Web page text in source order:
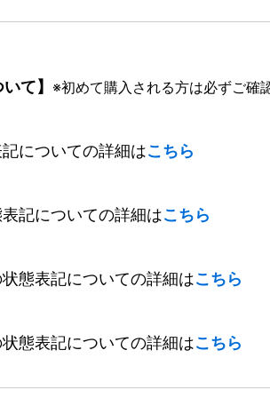
て】 ※初めて購入される方は必ずご確
についての詳細はこちら
記についての詳細はこちら
態表記についての詳細はこちら
態表記についての詳細はこちら